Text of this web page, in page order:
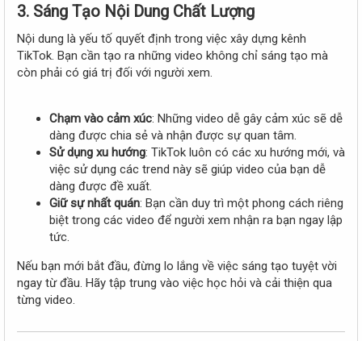
3. Sáng Tạo Nội Dung Chất Lượng
Nội dung là yếu tố quyết định trong việc xây dựng kênh
TikTok. Bạn cần tạo ra những video không chỉ sáng tạo mà
còn phải có giá trị đối với người xem.
Chạm vào cảm xúc: Những video dễ gây cảm xúc sẽ dễ
dàng được chia sẻ và nhận được sự quan tâm.
Sử dụng xu hướng: TikTok luôn có các xu hướng mới, và
việc sử dụng các trend này sẽ giúp video của bạn dễ
dàng được đề xuất.
Giữ sự nhất quán: Bạn cần duy trì một phong cách riêng
biệt trong các video để người xem nhận ra bạn ngay lập
tức.
Nếu bạn mới bắt đầu, đừng lo lắng về việc sáng tạo tuyệt vời
ngay từ đầu. Hãy tập trung vào việc học hỏi và cải thiện qua
từng video.